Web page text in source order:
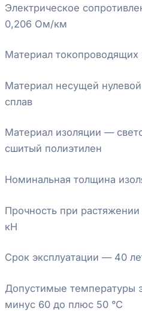
Электрическое
0,206 Ом/км
Материал
Материал несущей
сплав
Материал изоляции —
сшитый полиэтилен
Номинальная толщина
Прочность при
кН
Срок эксплуатации — 40
Допустимые температуры
минус 60 до плюс 50 °С